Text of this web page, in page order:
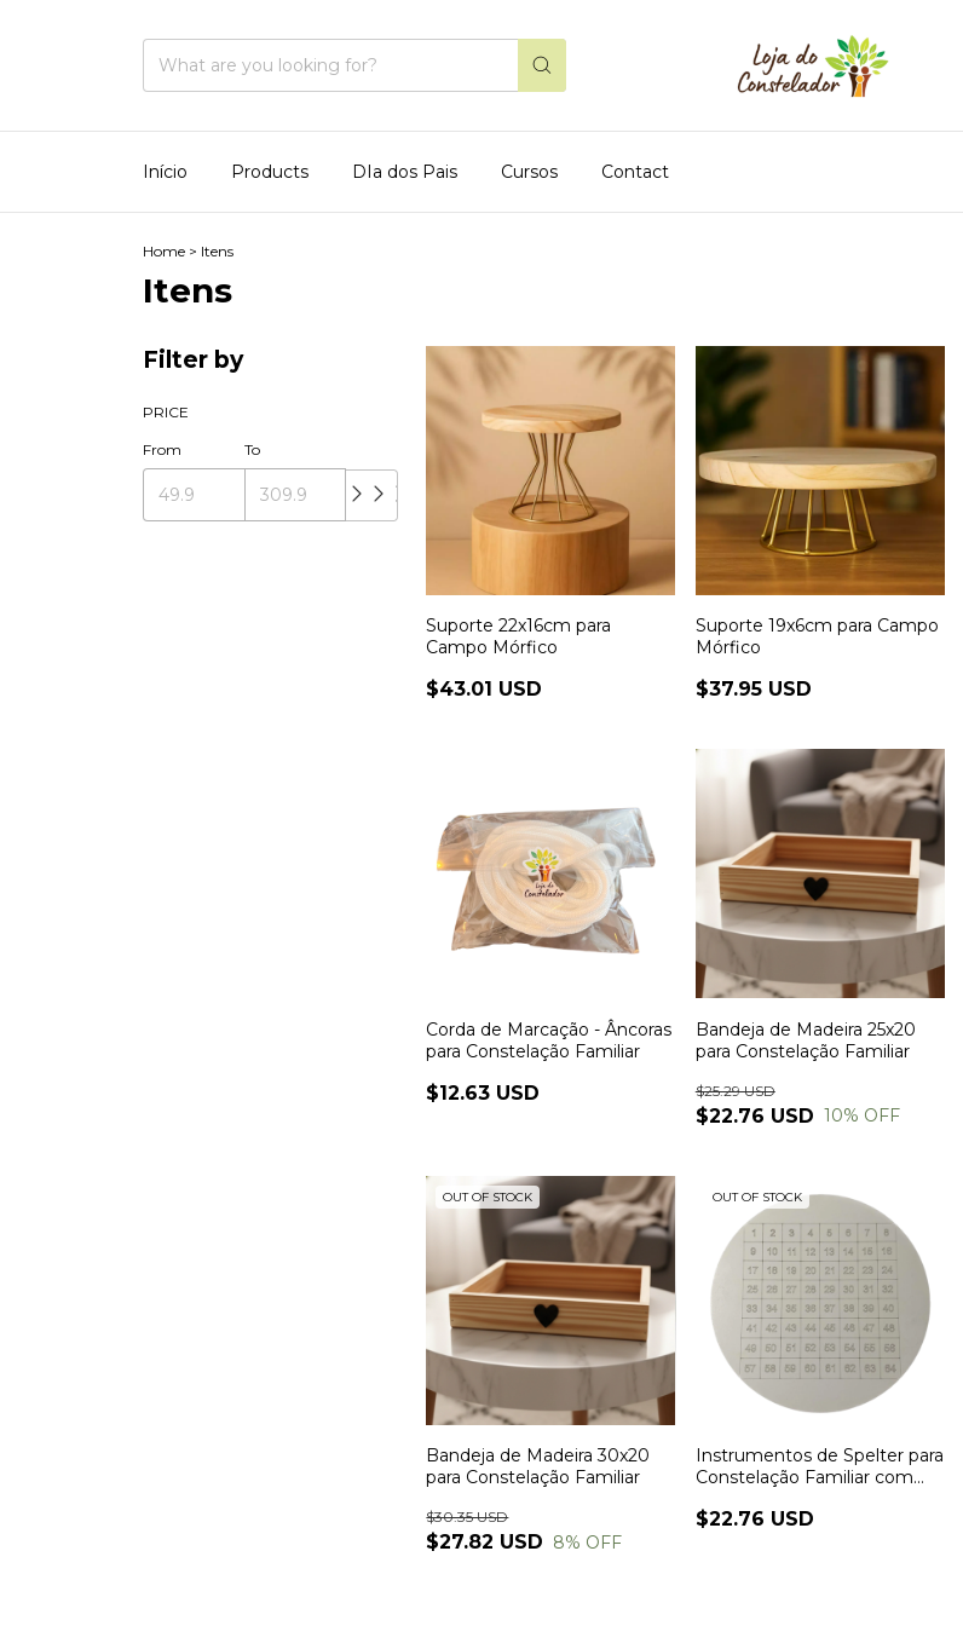
Início Products DIa dos Pais Cursos Contact
Home > Itens
Itens
Filter by
PRICE
From To
Suporte 22x16cm para
Campo Mórfico
$43.01 USD
Suporte 19x6cm para Campo
Mórfico
$37.95 USD
Corda de Marcação - Âncoras
para Constelação Familiar
$12.63 USD
Bandeja de Madeira 25x20
para Constelação Familiar
$22.76 USD
$25.29 USD
10% OFF
OUT OF STOCK
Bandeja de Madeira 30x20
para Constelação Familiar
$27.82 USD
$30.35 USD
8% OFF
OUT OF STOCK
Instrumentos de Spelter para
Constelação Familiar com
$22.76 USD